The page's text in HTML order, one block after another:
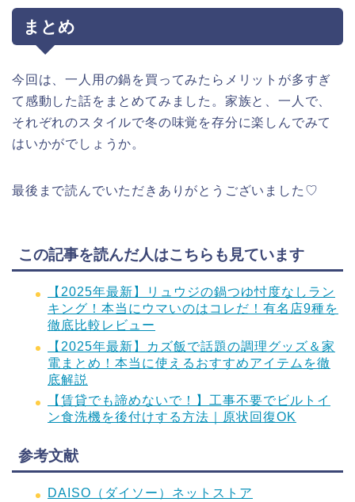
まとめ
今回は、一人用の鍋を買ってみたらメリットが多すぎ
て感動した話をまとめてみました。家族と、一人で、
それぞれのスタイルで冬の味覚を存分に楽しんでみて
はいかがでしょうか。
最後まで読んでいただきありがとうございました♡
この記事を読んだ人はこちらも見ています
【2025年最新】リュウジの鍋つゆ忖度なしラン
キング！本当にウマいのはコレだ！有名店9種を
徹底比較レビュー
【2025年最新】カズ飯で話題の調理グッズ＆家
電まとめ！本当に使えるおすすめアイテムを徹
底解説
【賃貸でも諦めないで！】工事不要でビルトイ
ン食洗機を後付けする方法｜原状回復OK
参考文献
DAISO（ダイソー）ネットストア